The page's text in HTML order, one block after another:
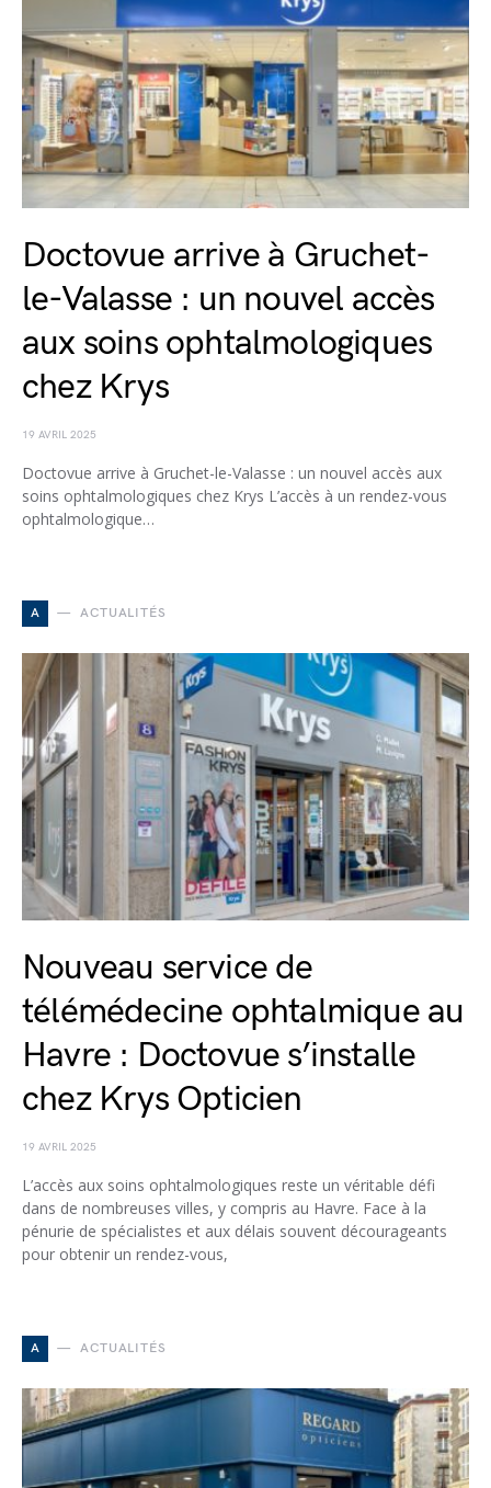
Doctovue arrive à Gruchet-
le-Valasse : un nouvel accès
aux soins ophtalmologiques
chez Krys
19 AVRIL 2025
Doctovue arrive à Gruchet-le-Valasse : un nouvel accès aux
soins ophtalmologiques chez Krys L’accès à un rendez-vous
ophtalmologique…
A ACTUALITÉS
Nouveau service de
télémédecine ophtalmique au
Havre : Doctovue s’installe
chez Krys Opticien
19 AVRIL 2025
L’accès aux soins ophtalmologiques reste un véritable défi
dans de nombreuses villes, y compris au Havre. Face à la
pénurie de spécialistes et aux délais souvent décourageants
pour obtenir un rendez-vous,
A ACTUALITÉS